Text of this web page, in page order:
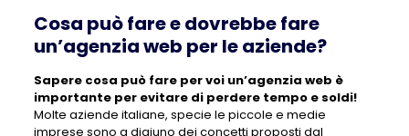
Cosa può fare e dovrebbe fare
un’agenzia web per le aziende?
Sapere cosa può fare per voi un’agenzia web è
importante per evitare di perdere tempo e soldi!
Molte aziende italiane, specie le piccole e medie
imprese sono a digiuno dei concetti proposti dal